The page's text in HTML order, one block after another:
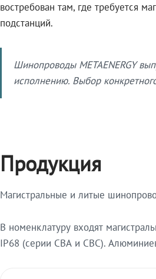
востребован там, где требуется
подстанций.
Шинопроводы METAENERGY
исполнению. Выбор
Продукция
Магистральные и литые
В номенклатуру входят
IP68 (серии СВА и СВС).